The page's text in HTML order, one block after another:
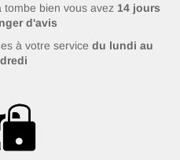
bien vous avez 14 jours
d'avis
à votre service du lundi au